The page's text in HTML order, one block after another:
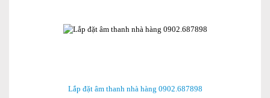
Lắp đặt âm thanh nhà hàng 0902.687898